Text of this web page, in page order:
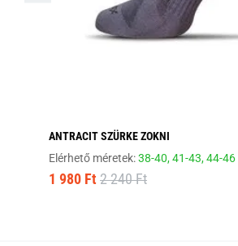
ANTRACIT SZÜRKE ZOKNI
Elérhető méretek:38-40,41-43,44-46
1 980 Ft 2 240 Ft